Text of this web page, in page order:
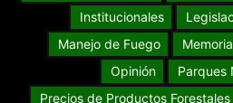
Institucionales
Manejo de Fuego
Opinión
Parques
Precios de Productos Forestales